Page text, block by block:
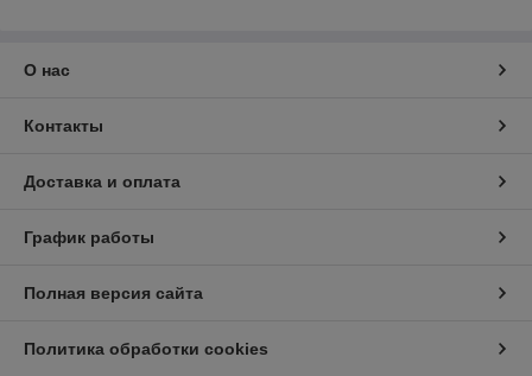
О нас
Контакты
Доставка и оплата
График работы
Полная версия сайта
Политика обработки cookies